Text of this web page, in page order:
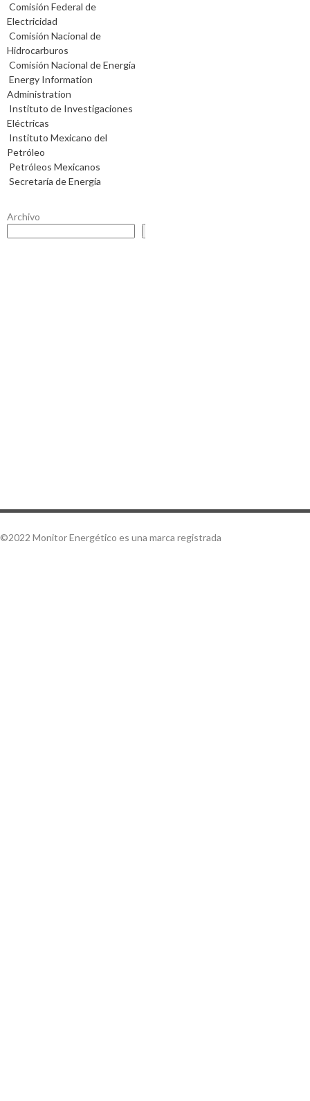
Comisión Federal de
Electricidad
Comisión Nacional de
Hidrocarburos
Comisión Nacional de Energía
Energy Information
Administration
Instituto de Investigaciones
Eléctricas
Instituto Mexicano del
Petróleo
Petróleos Mexicanos
Secretaría de Energía
Archivo
©2022 Monitor Energético es una marca registrada